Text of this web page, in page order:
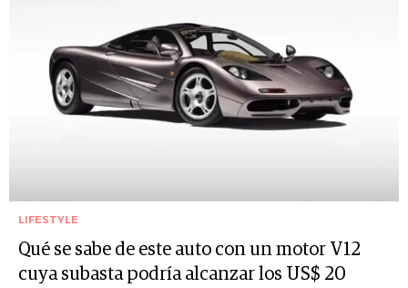
LIFESTYLE
Qué se sabe de este auto con un motor V12
cuya subasta podría alcanzar los US$ 20